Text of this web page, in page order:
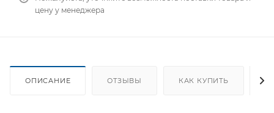
цену у менеджера
ОПИСАНИЕ ОТЗЫВЫ КАК КУПИТЬ